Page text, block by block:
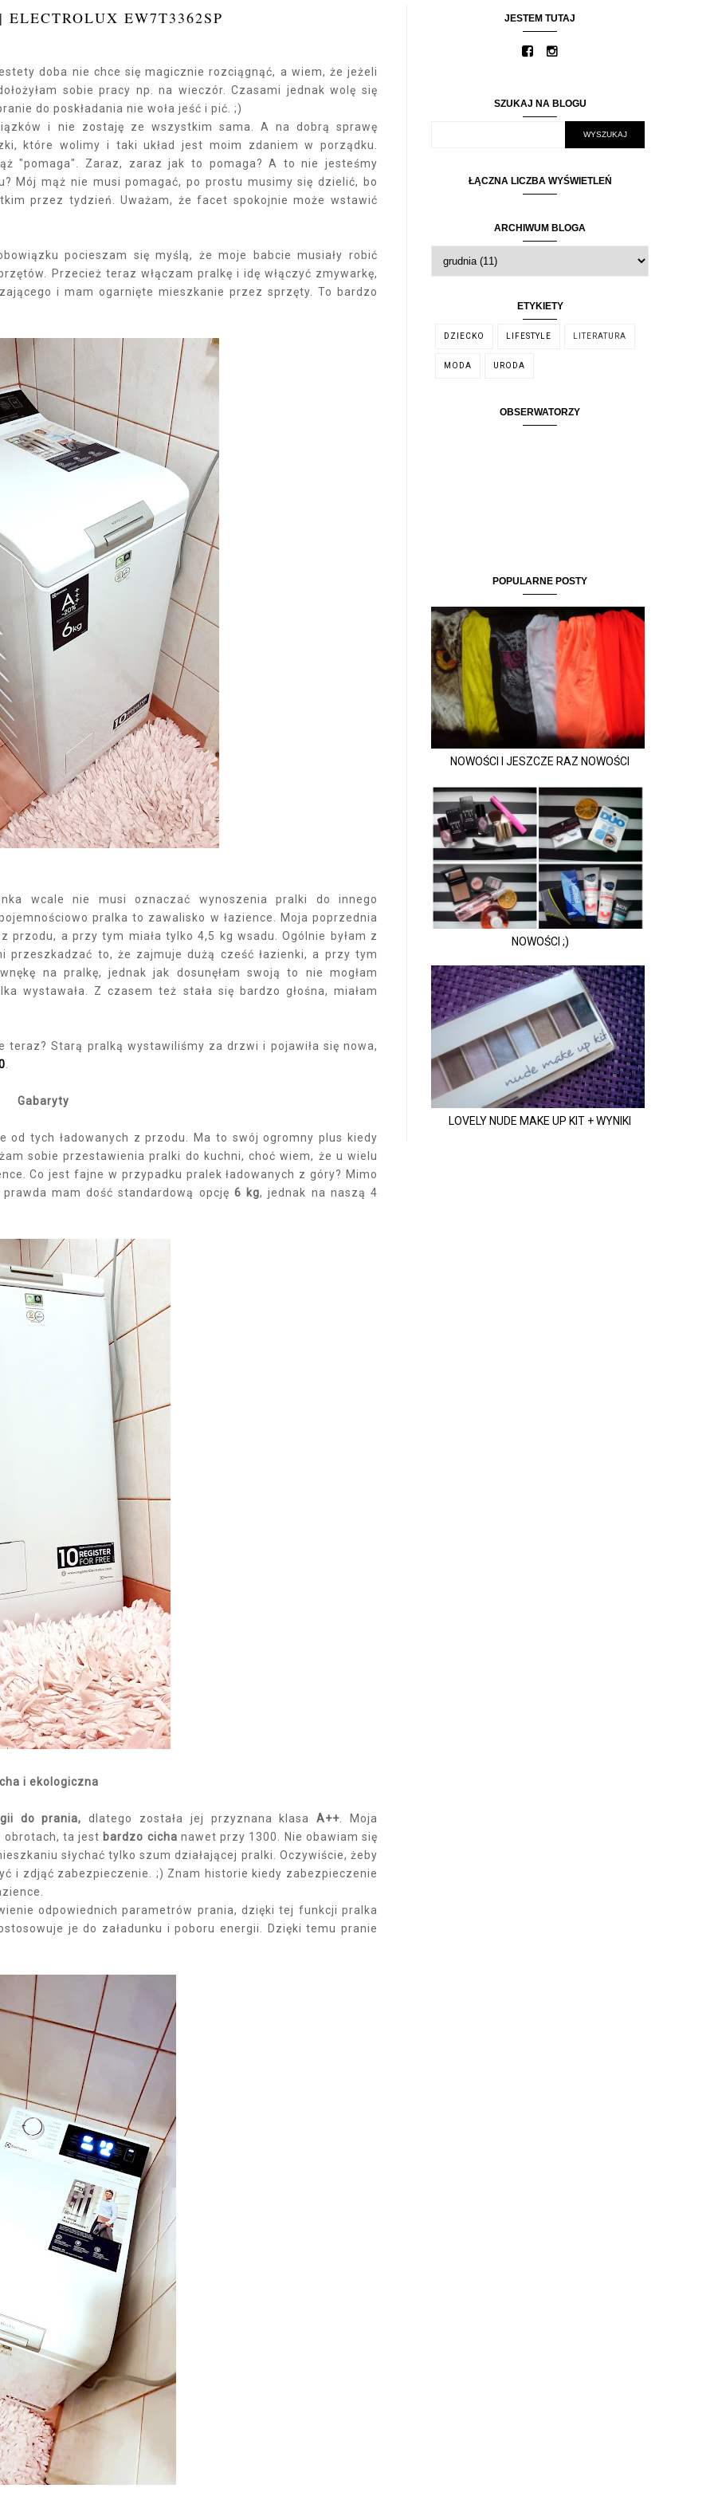
EW7T3362SP
doba nie chce się magicznie rozciągnąć, a wiem, że jeżeli
sobie pracy np. na wieczór. Czasami jednak wolę się
do poskładania nie woła jeść i pić. ;)
i nie zostaję ze wszystkim sama. A na dobrą sprawę
które wolimy i taki układ jest moim zdaniem w porządku.
"pomaga". Zaraz, zaraz jak to pomaga? A to nie jesteśmy
Mój mąż nie musi pomagać, po prostu musimy się dzielić, bo
przez tydzień. Uważam, że facet spokojnie może wstawić
pocieszam się myślą, że moje babcie musiały robić
Przecież teraz włączam pralkę i idę włączyć zmywarkę,
i mam ogarnięte mieszkanie przez sprzęty. To bardzo
wcale nie musi oznaczać wynoszenia pralki do innego
pralka to zawalisko w łazience. Moja poprzednia
przodu, a przy tym miała tylko 4,5 kg wsadu. Ogólnie byłam z
przeszkadzać to, że zajmuje dużą cześć łazienki, a przy tym
na pralkę, jednak jak dosunęłam swoją to nie mogłam
wystawała. Z czasem też stała się bardzo głośna, miałam
teraz? Starą pralką wystawiliśmy za drzwi i pojawiła się nowa,
Gabaryty
od tych ładowanych z przodu. Ma to swój ogromny plus kiedy
sobie przestawienia pralki do kuchni, choć wiem, że u wielu
Co jest fajne w przypadku pralek ładowanych z góry? Mimo
mam dość standardową opcję 6 kg, jednak na naszą 4
i ekologiczna
do prania, dlatego została jej przyznana klasaA++ . Moja
obrotach, ta jest bardzo cicha nawet przy 1300. Nie obawiam się
słychać tylko szum działającej pralki. Oczywiście, żeby
i zdjąć zabezpieczenie. ;) Znam historie kiedy zabezpieczenie
odpowiednich parametrów prania, dzięki tej funkcji pralka
je do załadunku i poboru energii. Dzięki temu pranie
JESTEM TUTAJ
SZUKAJ NA BLOGU
ŁĄCZNA LICZBA WYŚWIETLEŃ
ARCHIWUM BLOGA
ETYKIETY
DZIECKO LIFESTYLE LITERATURA
MODA URODA
OBSERWATORZY
POPULARNE POSTY
NOWOŚCI I JESZCZE RAZ NOWOŚCI
NOWOŚCI ;)
LOVELY NUDE MAKE UP KIT + WYNIKI